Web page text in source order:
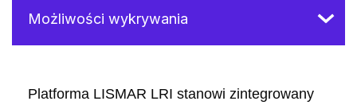
Platforma LISMAR LRI stanowi zintegrowany